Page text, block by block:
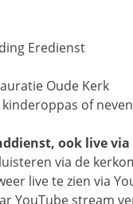
Eredienst
Oude Kerk
kinderoppas of
ook live via
via de
live te zien via
YouTube stream